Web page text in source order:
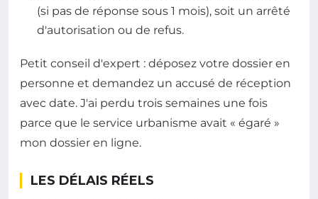
(si pas de réponse sous 1 mois), soit un arrêté
d'autorisation ou de refus.
Petit conseil d'expert : déposez votre dossier en
personne et demandez un accusé de réception
avec date. J'ai perdu trois semaines une fois
parce que le service urbanisme avait « égaré »
mon dossier en ligne.
LES DÉLAIS RÉELS